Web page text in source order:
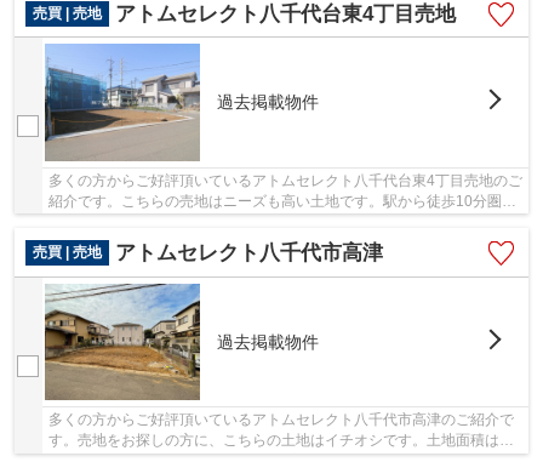
売買 | 売地
アトムセレクト八千代台東4丁目売地
過去掲載物件
多くの方からご好評頂いているアトムセレクト八千代台東4丁目売地のご
紹介です。こちらの売地はニーズも高い土地です。駅から徒歩10分圏内
売買 | 売地
アトムセレクト八千代市高津
過去掲載物件
多くの方からご好評頂いているアトムセレクト八千代市高津のご紹介で
す。売地をお探しの方に、こちらの土地はイチオシです。土地面積は